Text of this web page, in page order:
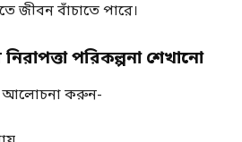
বাঁচাতে পারে।
পরিকল্পনা শেখানো
আলোচনা করুন-